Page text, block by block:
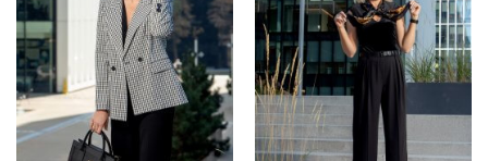
variants.
The
options
may
be
chosen
variants.
options
may
chosen
on